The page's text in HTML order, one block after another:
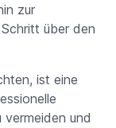
zur
über den
ist eine
und